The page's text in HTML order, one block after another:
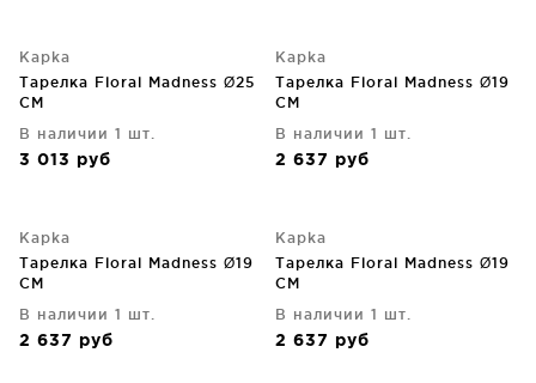
Kapka
Тарелка Floral Madness Ø25
CM
В наличии 1 шт.
3 013 руб
Kapka
Тарелка Floral Madness Ø19
CM
В наличии 1 шт.
2 637 руб
Kapka
Тарелка Floral Madness Ø19
CM
В наличии 1 шт.
2 637 руб
Kapka
Тарелка Floral Madness Ø19
CM
В наличии 1 шт.
2 637 руб